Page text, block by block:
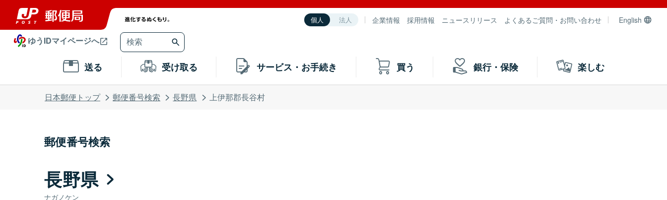
個人 法人 企業情報 採用情報 ニュースリリース よくあるご質問・お問い合わせ English
ゆうIDマイページへ
送る 受け取る サービス・お手続き 買う 銀行・保険 楽しむ
日本郵便トップ 郵便番号検索 長野県 上伊那郡長谷村
郵便番号検索
長野県
ナガノケン